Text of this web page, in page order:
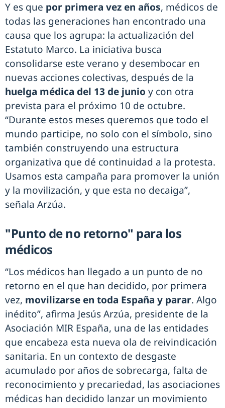
Y es que por primera vez en años, médicos de
todas las generaciones han encontrado una
causa que los agrupa: la actualización del
Estatuto Marco. La iniciativa busca
consolidarse este verano y desembocar en
nuevas acciones colectivas, después de la
huelga médica del 13 de junio y con otra
prevista para el próximo 10 de octubre.
“Durante estos meses queremos que todo el
mundo participe, no solo con el símbolo, sino
también construyendo una estructura
organizativa que dé continuidad a la protesta.
Usamos esta campaña para promover la unión
y la movilización, y que esta no decaiga”,
señala Arzúa.
"Punto de no retorno" para los
médicos
“Los médicos han llegado a un punto de no
retorno en el que han decidido, por primera
vez, movilizarse en toda España y parar. Algo
inédito”, afirma Jesús Arzúa, presidente de la
Asociación MIR España, una de las entidades
que encabeza esta nueva ola de reivindicación
sanitaria. En un contexto de desgaste
acumulado por años de sobrecarga, falta de
reconocimiento y precariedad, las asociaciones
médicas han decidido lanzar un movimiento